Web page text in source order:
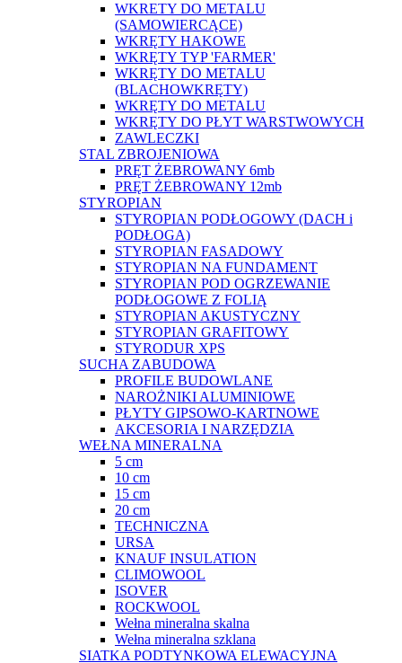
WKRETY DO METALU
(SAMOWIERCĄCE)
WKRĘTY HAKOWE
WKRĘTY TYP 'FARMER'
WKRĘTY DO METALU
(BLACHOWKRĘTY)
WKRĘTY DO METALU
WKRĘTY DO PŁYT WARSTWOWYCH
ZAWLECZKI
STAL ZBROJENIOWA
PRĘT ŻEBROWANY 6mb
PRĘT ŻEBROWANY 12mb
STYROPIAN
STYROPIAN PODŁOGOWY (DACH i
PODŁOGA)
STYROPIAN FASADOWY
STYROPIAN NA FUNDAMENT
STYROPIAN POD OGRZEWANIE
PODŁOGOWE Z FOLIĄ
STYROPIAN AKUSTYCZNY
STYROPIAN GRAFITOWY
STYRODUR XPS
SUCHA ZABUDOWA
PROFILE BUDOWLANE
NAROŻNIKI ALUMINIOWE
PŁYTY GIPSOWO-KARTNOWE
AKCESORIA I NARZĘDZIA
WEŁNA MINERALNA
5 cm
10 cm
15 cm
20 cm
TECHNICZNA
URSA
KNAUF INSULATION
CLIMOWOOL
ISOVER
ROCKWOOL
Wełna mineralna skalna
Wełna mineralna szklana
SIATKA PODTYNKOWA ELEWACYJNA